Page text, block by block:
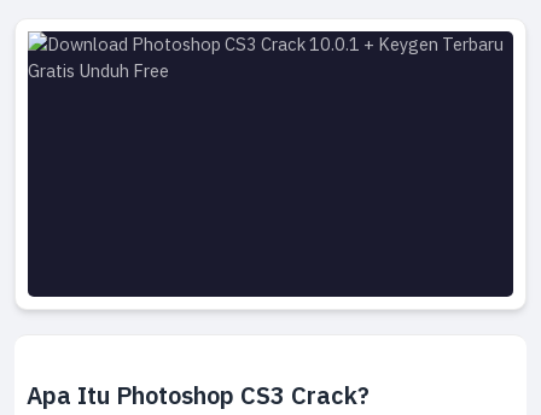
Apa Itu Photoshop CS3 Crack?